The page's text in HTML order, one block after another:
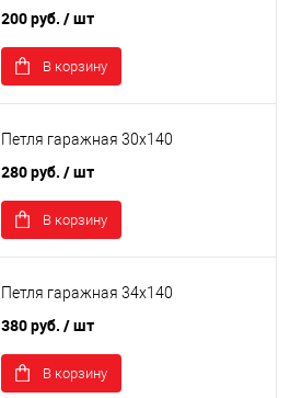
200 руб. / шт
В корзину
Петля гаражная 30х140
280 руб. / шт
В корзину
Петля гаражная 34х140
380 руб. / шт
В корзину